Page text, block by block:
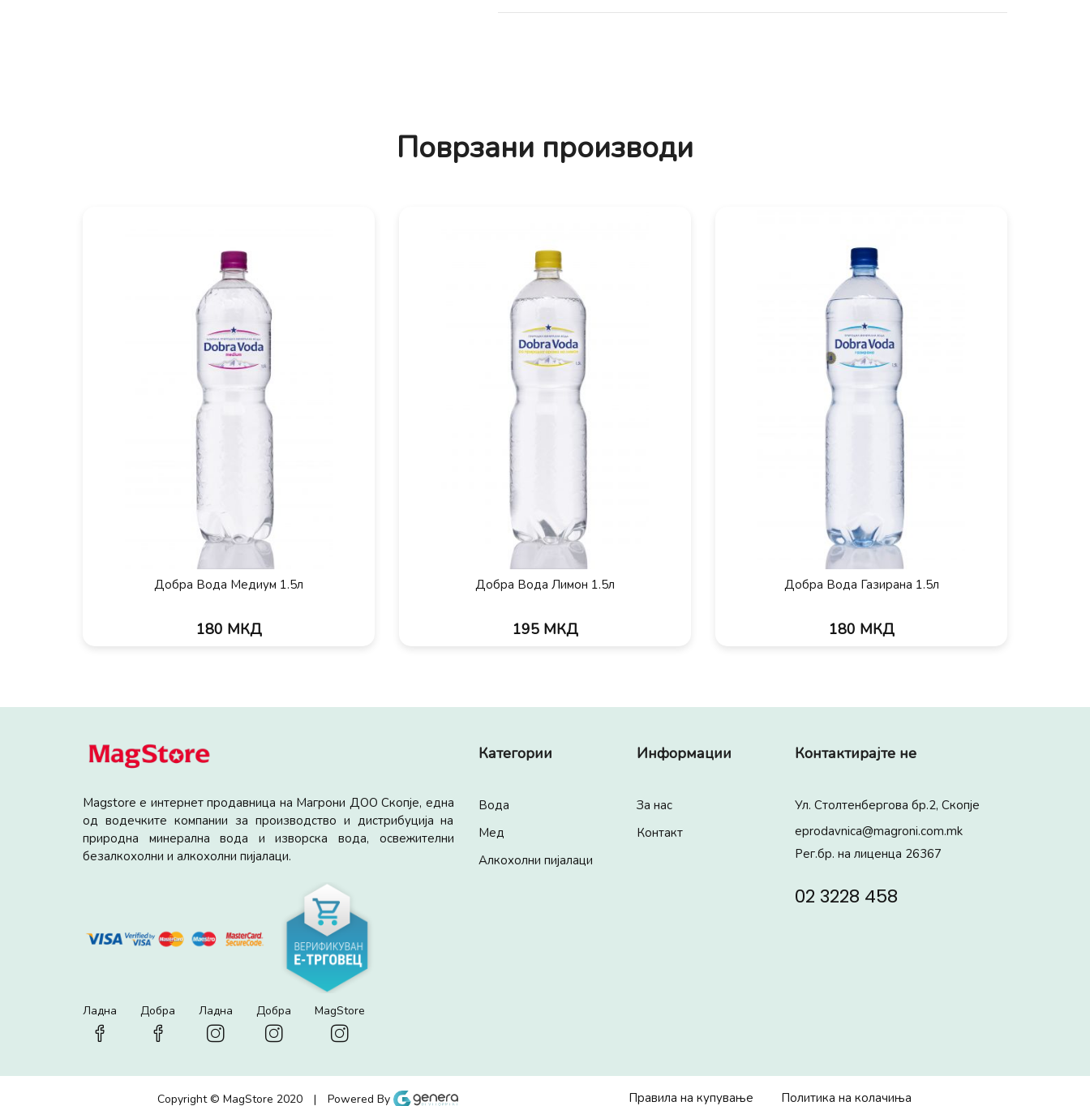
Поврзани производи
Добра Вода Медиум 1.5л
180 МКД
Добра Вода Лимон 1.5л
195 МКД
Добра Вода Газирана 1.5л
180 МКД
Мagstore е интернет продавница на Магрони ДОО Скопје, една
од водечките компании за производство и дистрибуција на
природна минерална вода и изворска вода, освежителни
безалкохолни и алкохолни пијалаци.
Ладна Добра Ладна Добра MagStore
Категории
Вода
Мед
Алкохолни пијалaци
Информации
За нас
Контакт
Контактирајте не
Ул. Столтенбергова бр.2, Скопје
eprodavnica@magroni.com.mk
Рег.бр. на лиценца 26367
02 3228 458
Copyright © MagStore 2020 | Powered By Правила на купување Политика на колачиња